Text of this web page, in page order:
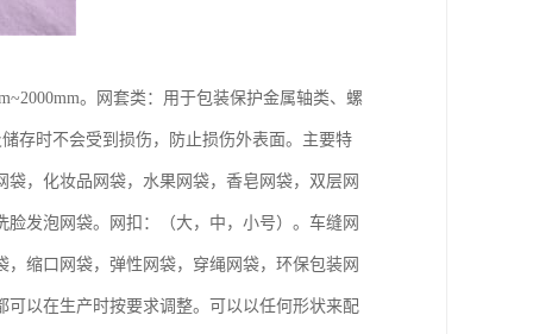
。网套类：用于包装保护金属轴类、螺
存时不会受到损伤，防止损伤外表面。主要特
，化妆品网袋，水果网袋，香皂网袋，双层网
发泡网袋。网扣：（大，中，小号）。车缝网
缩口网袋，弹性网袋，穿绳网袋，环保包装网
以在生产时按要求调整。可以以任何形状来配